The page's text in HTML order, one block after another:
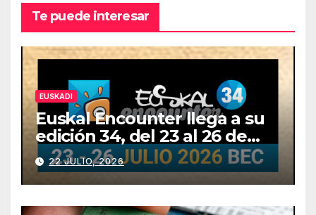
Te puede interesar
EUSKADI
Euskal Encounter llega a su
edición 34, del 23 al 26 de
julio
22 JULIO, 2026